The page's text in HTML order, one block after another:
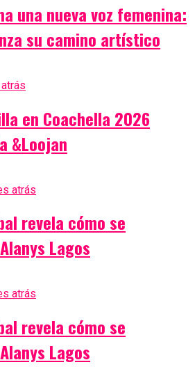
una nueva voz femenina:
su camino artístico
en Coachella 2026
&Loojan
atrás
revela cómo se
Lagos
atrás
revela cómo se
Lagos